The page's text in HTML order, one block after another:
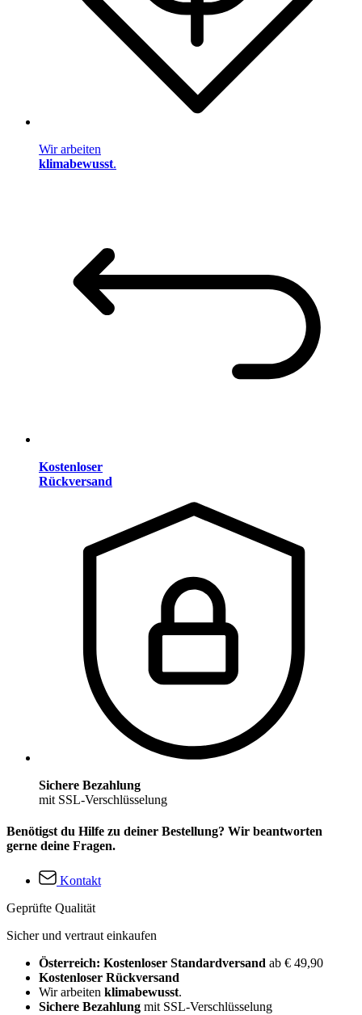
Wir arbeiten
klimabewusst.
Kostenloser
Rückversand
Sichere Bezahlung
mit SSL-Verschlüsselung
Benötigst du Hilfe zu deiner Bestellung? Wir beantworten
gerne deine Fragen.
Kontakt
Geprüfte Qualität
Sicher und vertraut einkaufen
Österreich: Kostenloser Standardversand ab € 49,90
Kostenloser Rückversand
Wir arbeiten klimabewusst.
Sichere Bezahlung mit SSL-Verschlüsselung